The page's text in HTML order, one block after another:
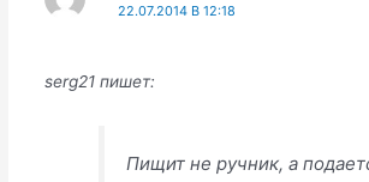
22.07.2014 В 12:18
serg21 пишет:
Пищит не ручник, а